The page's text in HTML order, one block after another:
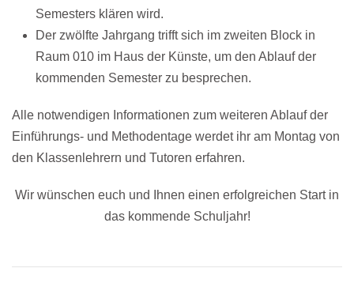
Semesters klären wird.
Der zwölfte Jahrgang trifft sich im zweiten Block in
Raum 010 im Haus der Künste, um den Ablauf der
kommenden Semester zu besprechen.
Alle notwendigen Informationen zum weiteren Ablauf der
Einführungs- und Methodentage werdet ihr am Montag von
den Klassenlehrern und Tutoren erfahren.
Wir wünschen euch und Ihnen einen erfolgreichen Start in
das kommende Schuljahr!